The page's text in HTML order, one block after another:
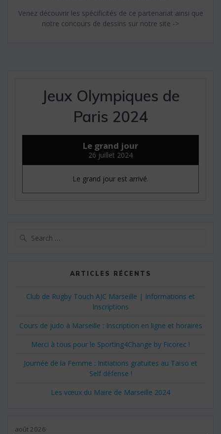
Venez découvrir les spécificités de ce partenariat ainsi que
notre concours de dessins sur notre site ->
Jeux Olympiques de
Paris 2024
Le grand jour
26 juillet 2024
Le grand jour est arrivé.
ARTICLES RÉCENTS
Club de Rugby Touch AJC Marseille | Informations et
Inscriptions
Cours de judo à Marseille : Inscription en ligne et horaires
Merci à tous pour le Sporting4Change by Ficorec !
Journée de la Femme : Initiations gratuites au Taïso et
Self défense !
Les vœux du Maire de Marseille 2024
août 2026